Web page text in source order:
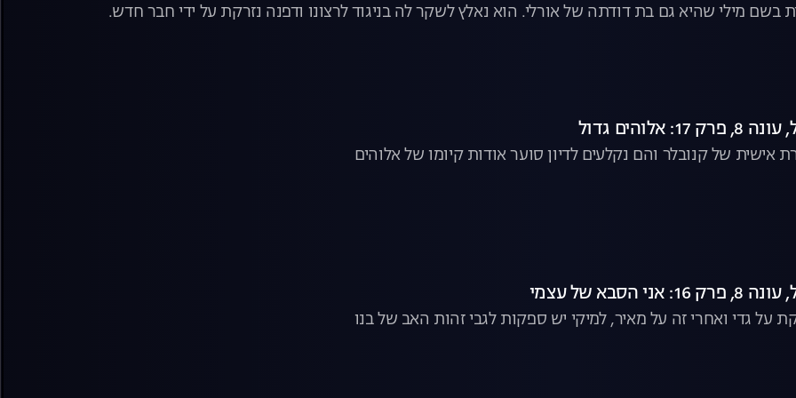
בשם מילי שהיא גם בת דודתה של אורלי. הוא נאלץ לשקר לה בניגוד לרצונו ודפנה נזרקת על ידי חבר חדש.
גדול
אישית של קנובלר והם נקלעים לדיון סוער אודות קיומו של אלוהים
הסבא של עצמי
על גדי ואחרי זה על מאיר, למיקי יש ספקות לגבי זהות האב של בנו